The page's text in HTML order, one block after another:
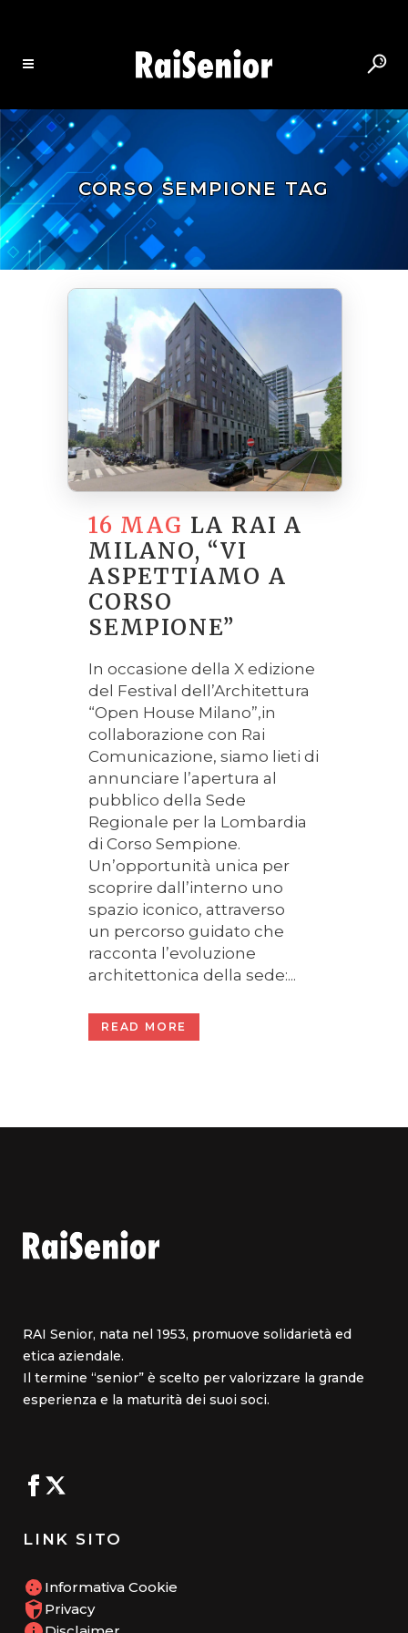
CORSO SEMPIONE TAG
16 MAG LA RAI A
MILANO, “VI
ASPETTIAMO A
CORSO
SEMPIONE”
In occasione della X edizione
del Festival dell’Architettura
“Open House Milano”,in
collaborazione con Rai
Comunicazione, siamo lieti di
annunciare l’apertura al
pubblico della Sede
Regionale per la Lombardia
di Corso Sempione.
Un’opportunità unica per
scoprire dall’interno uno
spazio iconico, attraverso
un percorso guidato che
racconta l’evoluzione
architettonica della sede:...
READ MORE
RAI Senior, nata nel 1953, promuove solidarietà ed
etica aziendale.
Il termine “senior” è scelto per valorizzare la grande
esperienza e la maturità dei suoi soci.
LINK SITO
Informativa Cookie
Privacy